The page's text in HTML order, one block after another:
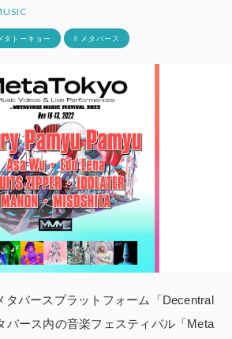
タトーキョー # メタバース
タバースプラットフォーム「Decentral
バース内の音楽フェスティバル「Meta